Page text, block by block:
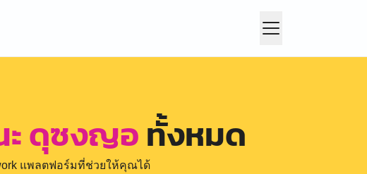
ะ ดุซงญอทั้งหมด
แพลตฟอร์มที่ช่วยให้คุณได้